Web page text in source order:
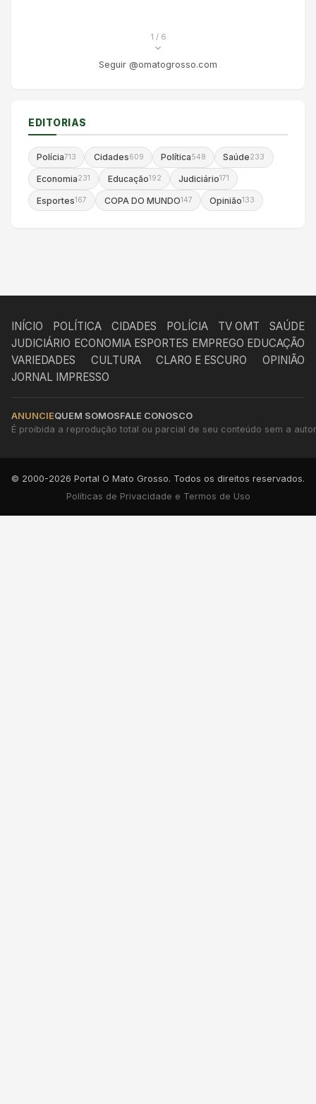
1 / 6
Seguir @omatogrosso.com
EDITORIAS
Polícia713 Cidades609 Política548 Saúde233
Economia231 Educação192 Judiciário171
Esportes167 COPA DO MUNDO147 Opinião133
INÍCIO POLÍTICA CIDADES POLÍCIA TV OMT
SAÚDE
JUDICIÁRIO ECONOMIA ESPORTES EMPREGO EDUCAÇÃO
VARIEDADES
CULTURA CLARO E ESCURO
OPINIÃO
JORNAL IMPRESSO
ANUNCIEQUEM SOMOSFALE CONOSCO
É proibida a reprodução total ou parcial de seu conteúdo sem a
© 2000-2026 Portal O Mato Grosso. Todos os direitos reservados.
Políticas de Privacidade e Termos de Uso